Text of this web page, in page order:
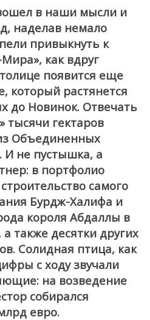
в наши мысли и
наделав немало
привыкнуть к
как вдруг
появится еще
который растянется
до Новинок. Отвечать
тысячи гектаров
Объединенных
И не пустышка, а
в портфолио
самого
Бурдж-Халифа и
короля Абдаллы в
также десятки других
Солидная птица, как
с ходу звучали
на возведение
собирался
евро.